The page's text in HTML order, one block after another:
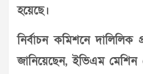
হয়েছে।
নির্বাচন কমিশনে দালিলিক
জানিয়েছেন, ইভিএম মেশিন